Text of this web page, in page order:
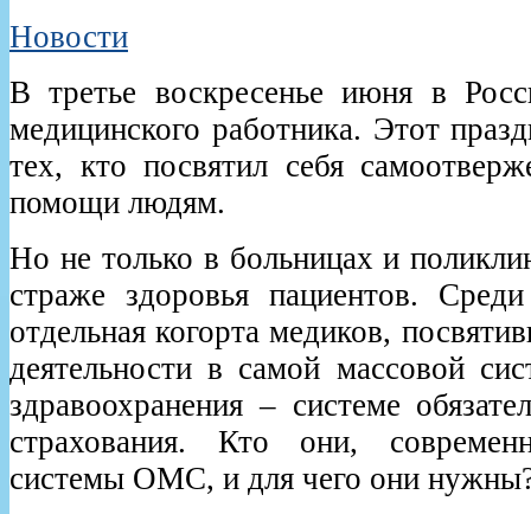
Новости
В третье воскресенье июня в
медицинского работника. Этот
тех, кто посвятил себя
помощи людям.
Но не только в больницах и
страже здоровья пациентов.
отдельная когорта медиков,
деятельности в самой массовой
здравоохранения – системе
страхования. Кто они,
системы ОМС, и для чего они